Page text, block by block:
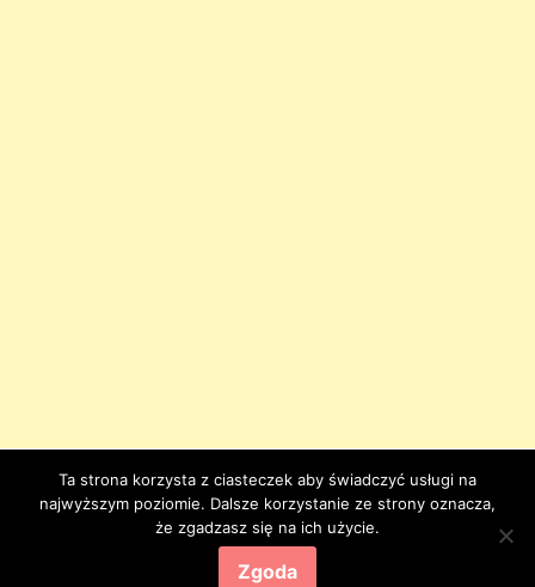
Ta strona korzysta z ciasteczek aby świadczyć usługi na
najwyższym poziomie. Dalsze korzystanie ze strony oznacza,
że zgadzasz się na ich użycie.
Zgoda